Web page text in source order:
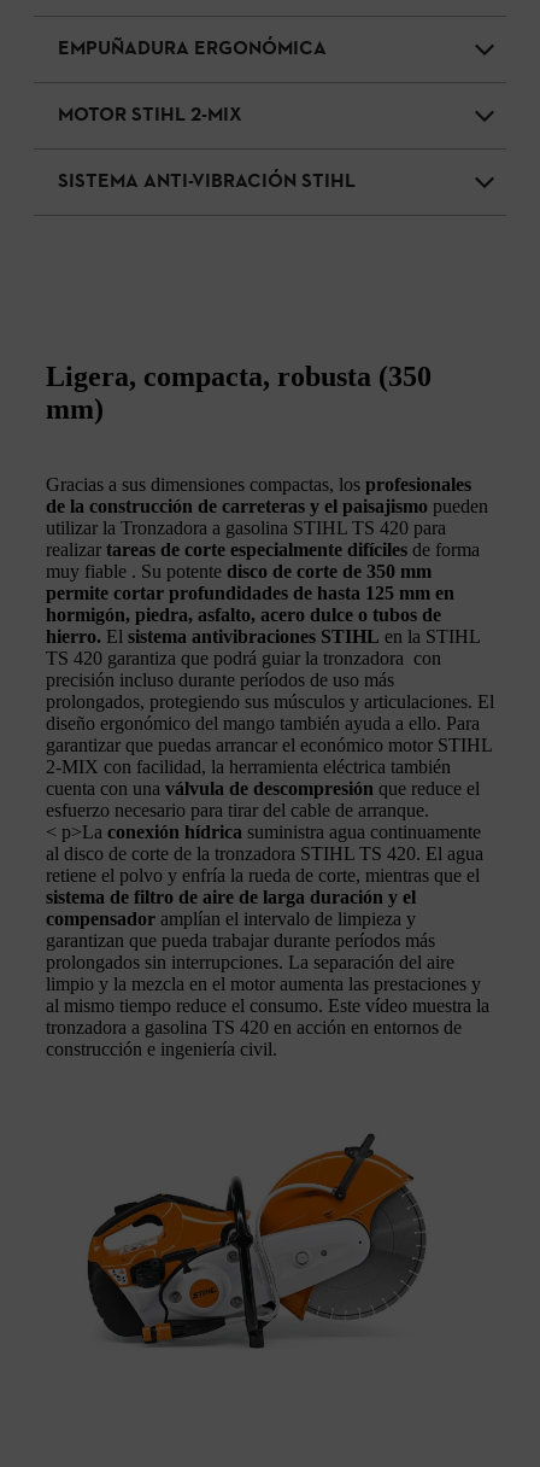
EMPUÑADURA ERGONÓMICA
MOTOR STIHL 2-MIX
SISTEMA ANTI-VIBRACIÓN STIHL
Ligera, compacta, robusta (350
mm)
Gracias a sus dimensiones compactas, los profesionales
de la construcción de carreteras y el paisajismo pueden
utilizar la Tronzadora a gasolina STIHL TS 420 para
realizar tareas de corte especialmente difíciles de forma
muy fiable . Su potente disco de corte de 350 mm
permite cortar profundidades de hasta 125 mm en
hormigón, piedra, asfalto, acero dulce o tubos de
hierro. El sistema antivibraciones STIHL en la STIHL
TS 420 garantiza que podrá guiar la tronzadora con
precisión incluso durante períodos de uso más
prolongados, protegiendo sus músculos y articulaciones. El
diseño ergonómico del mango también ayuda a ello. Para
garantizar que puedas arrancar el económico motor STIHL
2-MIX con facilidad, la herramienta eléctrica también
cuenta con una válvula de descompresión que reduce el
esfuerzo necesario para tirar del cable de arranque.
< p>La conexión hídrica suministra agua continuamente
al disco de corte de la tronzadora STIHL TS 420. El agua
retiene el polvo y enfría la rueda de corte, mientras que el
sistema de filtro de aire de larga duración y el
compensador amplían el intervalo de limpieza y
garantizan que pueda trabajar durante períodos más
prolongados sin interrupciones. La separación del aire
limpio y la mezcla en el motor aumenta las prestaciones y
al mismo tiempo reduce el consumo. Este vídeo muestra la
tronzadora a gasolina TS 420 en acción en entornos de
construcción e ingeniería civil.